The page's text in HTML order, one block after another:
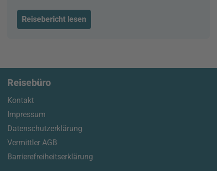
Reisebericht lesen
Reisebüro
Kontakt
Impressum
Datenschutzerklärung
Vermittler AGB
Barrierefreiheitserklärung